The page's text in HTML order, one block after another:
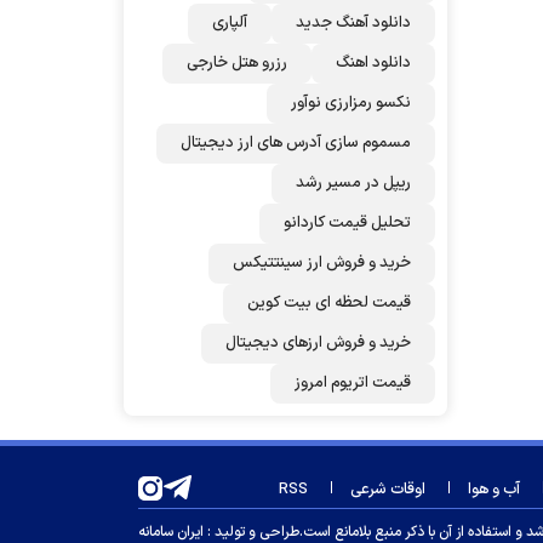
دانلود آهنگ جدید
آلپاری
دانلود اهنگ
رزرو هتل خارجی
نکسو رمزارزی نوآور
مسموم سازی آدرس های ارز دیجیتال
ریپل در مسیر رشد
تحلیل قیمت کاردانو
خرید و فروش ارز سینتتیکس
قیمت لحظه ای بیت کوین
خرید و فروش ارزهای دیجیتال
قیمت اتریوم امروز
آب و هوا اوقات شرعی RSS
استفاده از آن با ذکر منبع بلامانع است.طراحی و تولید : ایران سامانه